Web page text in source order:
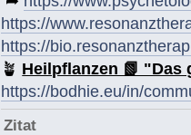
https://
https://
🪴 Heilpflanzen 📗
https://bodhie.eu/in/
Zitat